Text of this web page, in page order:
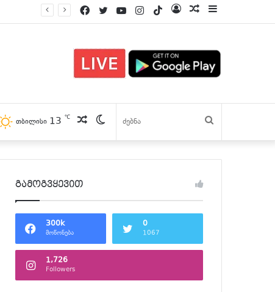
პოსტები
Log
TikTok
Instagram
YouTube
Twitter
Facebook
Switch
skin
პოსტები
თბილისი 13 ℃
გამოგვყევით
300k
მოწონება
0
1067
1,726
Followers